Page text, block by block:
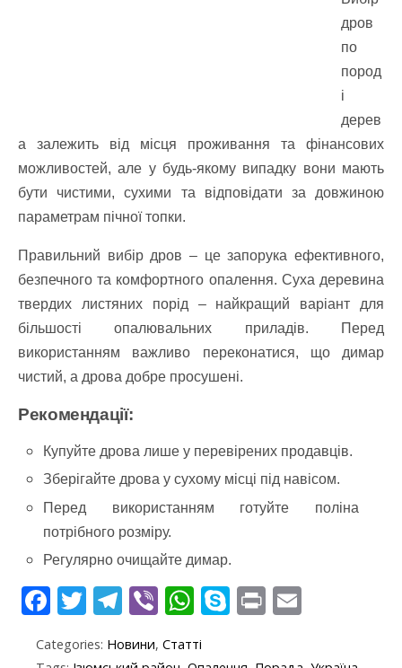
дров
по
пород
і
дерев
а залежить від місця проживання та фінансових
можливостей, але у будь-якому випадку вони мають
бути чистими, сухими та відповідати за довжиною
параметрам пічної топки.
Правильний вибір дров – це запорука ефективного,
безпечного та комфортного опалення. Суха деревина
твердих листяних порід – найкращий варіант для
більшості опалювальних приладів. Перед
використанням важливо переконатися, що димар
чистий, а дрова добре просушені.
Рекомендації:
Купуйте дрова лише у перевірених продавців.
Зберігайте дрова у сухому місці під навісом.
Перед використанням готуйте поліна
потрібного розміру.
Регулярно очищайте димар.
F
e
T
itt
T
e
Vi
er
W
at
S
y
Pr
t ai
Categories: Новини, Статті